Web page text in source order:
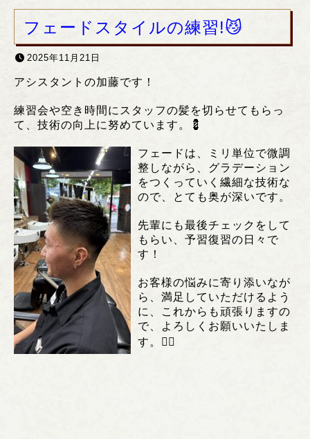
フェードスタイルの練習!😼
2025年11月21日
アシスタントの加藤です！
練習会や空き時間にスタッフの髪を切らせてもらっ
て、技術の向上に努めています。💈
フェードは、ミリ単位で微調
整しながら、グラデーション
をつくっていく繊細な技術な
ので、とても奥が深いです。
先輩にも最後チェックをして
もらい、予習復習の日々で
す！
お客様の悩みに寄り添いなが
ら、満足していただけるよう
に、これからも頑張りますの
で、よろしくお願いいたしま
す。💇‍♂️